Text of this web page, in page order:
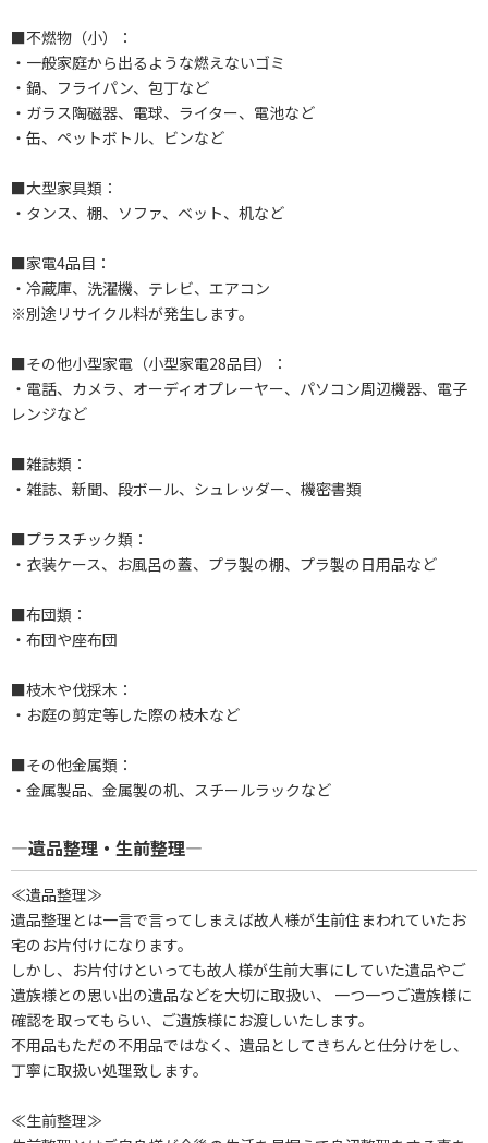
■不燃物（小）：
・一般家庭から出るような燃えないゴミ
・鍋、フライパン、包丁など
・ガラス陶磁器、電球、ライター、電池など
・缶、ペットボトル、ビンなど
■大型家具類：
・タンス、棚、ソファ、ベット、机など
■家電4品目：
・冷蔵庫、洗濯機、テレビ、エアコン
※別途リサイクル料が発生します。
■その他小型家電（小型家電28品目）：
・電話、カメラ、オーディオプレーヤー、パソコン周辺機器、電子
レンジなど
■雑誌類：
・雑誌、新聞、段ボール、シュレッダー、機密書類
■プラスチック類：
・衣装ケース、お風呂の蓋、プラ製の棚、プラ製の日用品など
■布団類：
・布団や座布団
■枝木や伐採木：
・お庭の剪定等した際の枝木など
■その他金属類：
・金属製品、金属製の机、スチールラックなど
―遺品整理・生前整理―
≪遺品整理≫
遺品整理とは一言で言ってしまえば故人様が生前住まわれていたお
宅のお片付けになります。
しかし、お片付けといっても故人様が生前大事にしていた遺品やご
遺族様との思い出の遺品などを大切に取扱い、 一つ一つご遺族様に
確認を取ってもらい、ご遺族様にお渡しいたします。
不用品もただの不用品ではなく、遺品としてきちんと仕分けをし、
丁寧に取扱い処理致します。
≪生前整理≫